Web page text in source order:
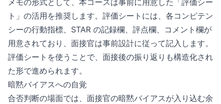
メモの形式として、本コースは事前に用意した「評価シー
ト」の活用を推奨します。評価シートには、各コンピテン
シーの行動指標、STAR の記録欄、評点欄、コメント欄が
用意されており、面接官は事前設計に従って記入します。
評価シートを使うことで、面接後の振り返りも構造化され
た形で進められます。
暗黙バイアスへの自覚
合否判断の場面では、面接官の暗黙バイアスが入り込む余